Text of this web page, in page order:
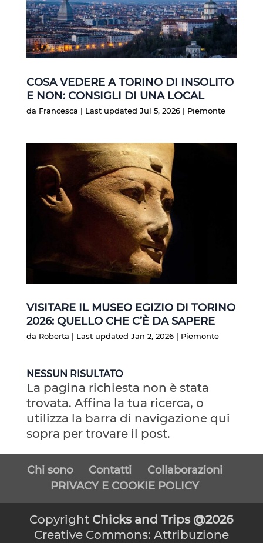
COSA VEDERE A TORINO DI INSOLITO
E NON: CONSIGLI DI UNA LOCAL
da Francesca | Last updated Jul 5, 2026| Piemonte
VISITARE IL MUSEO EGIZIO DI TORINO
2026: QUELLO CHE C’È DA SAPERE
da Roberta | Last updated Jan 2, 2026| Piemonte
NESSUN RISULTATO
La pagina richiesta non è stata
trovata. Affina la tua ricerca, o
utilizza la barra di navigazione qui
sopra per trovare il post.
Chi sono Contatti
Collaborazioni
PRIVACY E COOKIE POLICY
Copyright Chicks and Trips @2026
Creative Commons: Attribuzione